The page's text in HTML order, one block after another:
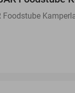
Foodstube